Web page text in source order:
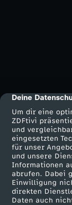
cmp-dialog-
Deine
Um dir eine
ZDFtivi
und
eingesetzten
für unser
und unsere
Informationen
abrufen. Dabei
Einwilligung
direkten
Daten auch